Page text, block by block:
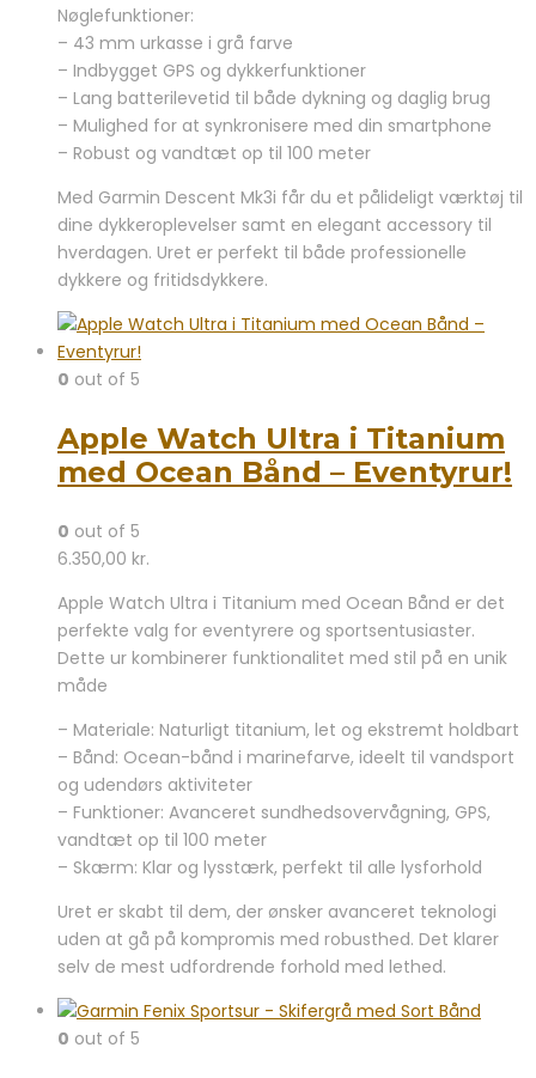
Nøglefunktioner:
– 43 mm urkasse i grå farve
– Indbygget GPS og dykkerfunktioner
– Lang batterilevetid til både dykning og daglig brug
– Mulighed for at synkronisere med din smartphone
– Robust og vandtæt op til 100 meter
Med Garmin Descent Mk3i får du et pålideligt værktøj til
dine dykkeroplevelser samt en elegant accessory til
hverdagen. Uret er perfekt til både professionelle
dykkere og fritidsdykkere.
0 out of 5
Apple Watch Ultra i Titanium
med Ocean Bånd – Eventyrur!
0 out of 5
6.350,00 kr.
Apple Watch Ultra i Titanium med Ocean Bånd er det
perfekte valg for eventyrere og sportsentusiaster.
Dette ur kombinerer funktionalitet med stil på en unik
måde
– Materiale: Naturligt titanium, let og ekstremt holdbart
– Bånd: Ocean-bånd i marinefarve, ideelt til vandsport
og udendørs aktiviteter
– Funktioner: Avanceret sundhedsovervågning, GPS,
vandtæt op til 100 meter
– Skærm: Klar og lysstærk, perfekt til alle lysforhold
Uret er skabt til dem, der ønsker avanceret teknologi
uden at gå på kompromis med robusthed. Det klarer
selv de mest udfordrende forhold med lethed.
0 out of 5